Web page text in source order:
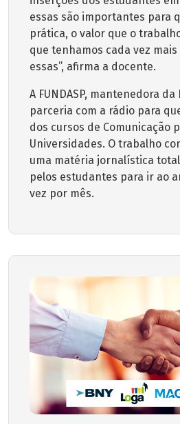
essas são importantes para
prática, o valor que o
que tenhamos cada vez
essas”, afirma a docente.
A FUNDASP, mantenedora da
parceria com a rádio para
dos cursos de Comunicação
Universidades. O trabalho
uma matéria jornalística
pelos estudantes para ir ao
vez por mês.